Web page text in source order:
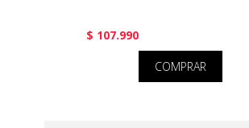
$ 107.990
COMPRAR